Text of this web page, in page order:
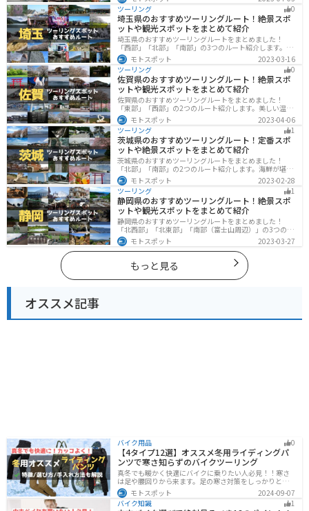
み方ができます。バイクで和歌山県にツーリングに行く
際は参考にしてください。
ツーリング
0
埼玉県のおすすめツーリングルート！絶景スポ
ットや観光スポットをまとめて紹介
埼玉県のおすすめツーリングルートをまとめました！
「西部」「北部」「南部」の3つのルート紹介します。自
然豊かな西側と街中の東側で違った楽しみ方ができま
す。バイクで埼玉県にツーリングに行く際は参考にして
ください。
モトスポット
2023-03-16
ツーリング
0
佐賀県のおすすめツーリングルート！絶景スポ
ットや観光スポットをまとめて紹介
佐賀県のおすすめツーリングルートをまとめました！
「東部」「西部」の2つのルート紹介します。美しい温泉
地や古墳群、歴史ある城や神社仏閣など、バイクツーリ
ングに適したスポットが多数存在し、様々な楽しみ方が
できます。バイクで佐賀県にツーリングに行く際は参考
にしてください。
モトスポット
2023-04-06
ツーリング
1
茨城県のおすすめツーリングルート！定番スポ
ットや絶景スポットをまとめて紹介
茨城県のおすすめツーリングルートをまとめました！
「北部」「南部」の2つのルート紹介します。海鮮が堪能
できる港や梅の景勝地、自然豊かな山々があるのでツー
リングにもってこいです。バイクで茨城県にツーリング
に行く際は参考にしてください。
モトスポット
2023-02-28
ツーリング
1
静岡県のおすすめツーリングルート！絶景スポ
ットや観光スポットをまとめて紹介
静岡県のおすすめツーリングルートをまとめました！
「北西部」「北東部」「南部（富士山周辺）」の3つのル
ート紹介します。富士山を中心に自然豊かな景色や食事
を楽しめるスポットが多数あります。バイクで静岡県に
ツーリングに行く際は参考にしてください。
モトスポット 2023-03-27
もっと見る
オススメ記事
バイク用品 0
【4タイプ12選】オススメ冬用ライディングパ
ンツで寒さ知らずのバイクツーリング
真冬でも暖かく快適にバイクに乗りたい人必見！！寒さ
は足や腰回りから来ます。足の寒さ対策をしっかりとす
ることで、体全体の寒さを防ぎ快適なバイクツーリング
を楽しむことができます。この記事では、4つのタイプ別
に真冬でも使えるライディングパンツを12選紹介しま
モトスポット
2024-09-07
バイク知識
1